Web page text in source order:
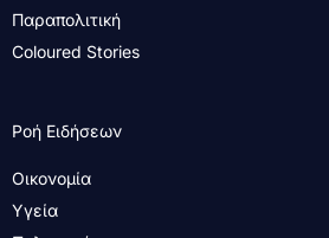
Παραπολιτική
Coloured Stories
Ροή Ειδήσεων
Οικονομία
Υγεία